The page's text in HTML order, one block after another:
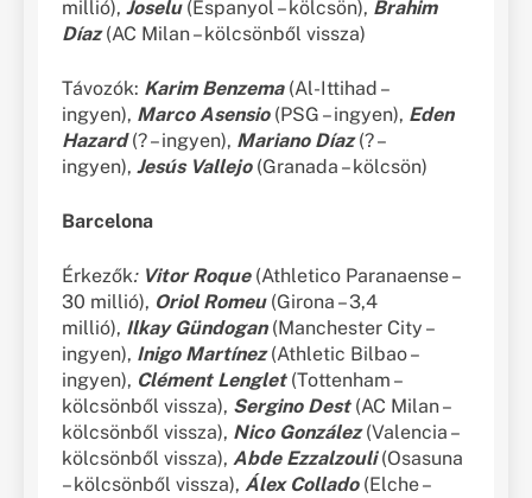
millió), Joselu(Espanyol – kölcsön), Brahim
Díaz(AC Milan – kölcsönből vissza)
Távozók: Karim Benzema(Al-Ittihad –
ingyen), Marco Asensio(PSG – ingyen), Eden
Hazard(? – ingyen), Mariano Díaz(? –
ingyen), Jesús Vallejo(Granada – kölcsön)
Barcelona
Érkezők: Vitor Roque (Athletico Paranaense –
30 millió), Oriol Romeu (Girona – 3,4
millió), Ilkay Gündogan(Manchester City –
ingyen), Inigo Martínez(Athletic Bilbao –
ingyen), Clément Lenglet(Tottenham –
kölcsönből vissza), Sergino Dest(AC Milan –
kölcsönből vissza), Nico González(Valencia –
kölcsönből vissza), Abde Ezzalzouli(Osasuna
– kölcsönből vissza), Álex Collado(Elche –